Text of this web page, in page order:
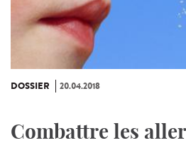
DOSSIER 20.04.2018
Combattre les